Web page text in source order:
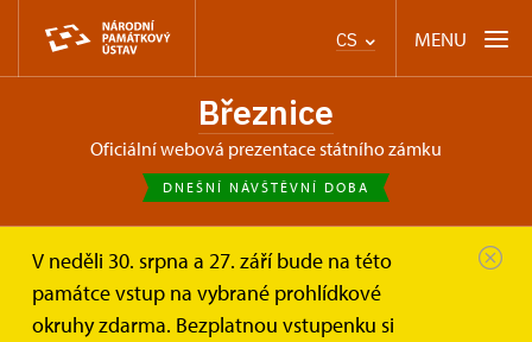
CS MENU
Březnice
oficiální webová prezentace státního zámku
DNEŠNÍ NÁVŠTĚVNÍ DOBA
V neděli 30. srpna a 27. září bude na této
památce vstup na vybrané prohlídkové
okruhy zdarma. Bezplatnou vstupenku si
Březnice Online vstupenky a dárkové poukazy